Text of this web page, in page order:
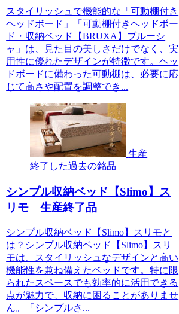
スタイリッシュで機能的な「可動棚付き
ヘッドボード」「可動棚付きヘッドボー
ド・収納ベッド【BRUXA】ブルーシ
ャ」は、見た目の美しさだけでなく、実
用性に優れたデザインが特徴です。ヘッ
ドボードに備わった可動棚は、必要に応
じて高さや配置を調整でき...
生産
終了した過去の銘品
シンプル収納ベッド【Slimo】ス
リモ 生産終了品
シンプル収納ベッド【Slimo】スリモと
は？シンプル収納ベッド【Slimo】スリ
モは、スタイリッシュなデザインと高い
機能性を兼ね備えたベッドです。特に限
られたスペースでも効率的に活用できる
点が魅力で、収納に困ることがありませ
ん。「シンプルさ...